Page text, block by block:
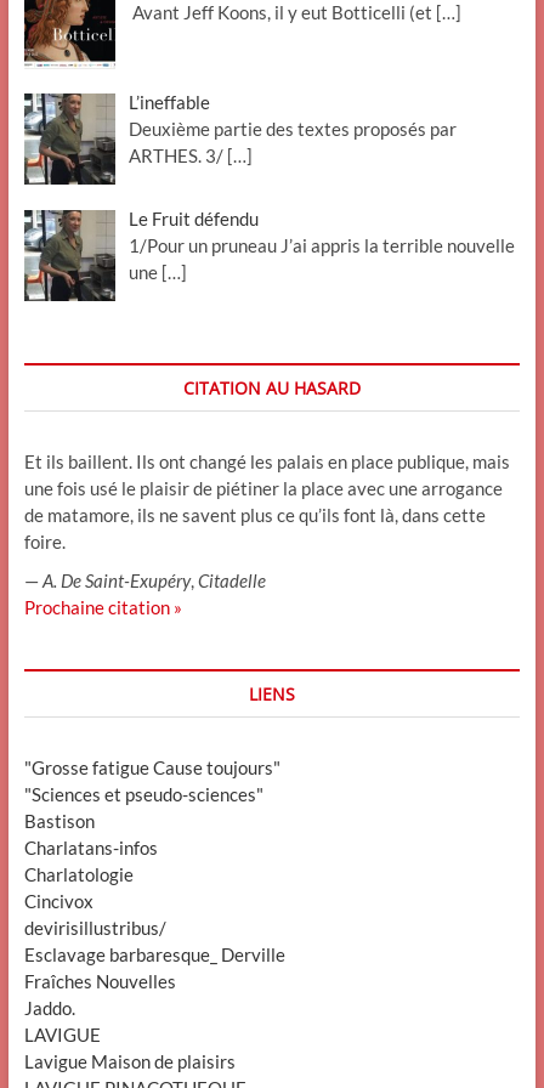
Avant Jeff Koons, il y eut Botticelli (et […]
L’ineffable
Deuxième partie des textes proposés par
ARTHES. 3/ […]
Le Fruit défendu
1/Pour un pruneau J’ai appris la terrible nouvelle
une […]
CITATION AU HASARD
Et ils baillent. Ils ont changé les palais en place publique, mais
une fois usé le plaisir de piétiner la place avec une arrogance
de matamore, ils ne savent plus ce qu’ils font là, dans cette
foire.
—A. De Saint-Exupéry,Citadelle
Prochaine citation »
LIENS
"Grosse fatigue Cause toujours"
"Sciences et pseudo-sciences"
Bastison
Charlatans-infos
Charlatologie
Cincivox
devirisillustribus/
Esclavage barbaresque_ Derville
Fraîches Nouvelles
Jaddo.
LAVIGUE
Lavigue Maison de plaisirs